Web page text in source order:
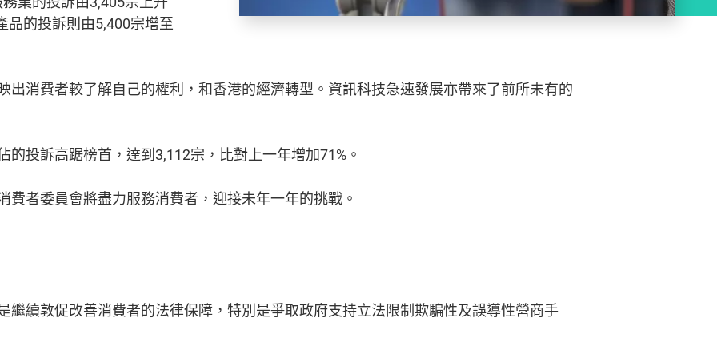
品的投訴則由5,400宗增至
出消費者較了解自己的權利，和香港的經濟轉型。資訊科技急速發展亦帶來了前所未有的
投訴高踞榜首，達到3,112宗，比對上一年增加71%。
費者委員會將盡力服務消費者，迎接未年一年的挑戰。
繼續敦促改善消費者的法律保障，特別是爭取政府支持立法限制欺騙性及誤導性營商手